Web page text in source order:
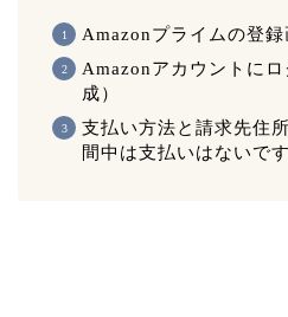
Amazonプライムの登
Amazonアカウントに
成）
支払い方法と請求先住
間中は支払いはないです